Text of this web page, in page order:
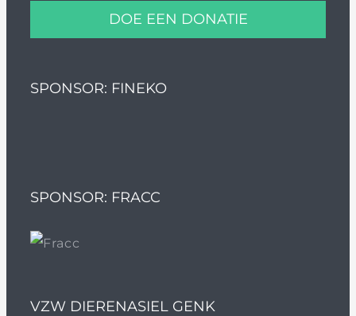
DOE EEN DONATIE
SPONSOR: FINEKO
SPONSOR: FRACC
VZW DIERENASIEL GENK